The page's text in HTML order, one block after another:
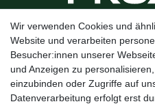
Kanalstraße 5, 95444 Bayreuth·
Wir verwenden Cookies und
Website und verarbeiten
Besucher:innen unserer
und Anzeigen zu
einzubinden oder Zugriffe auf
Datenverarbeitung erfolgt erst